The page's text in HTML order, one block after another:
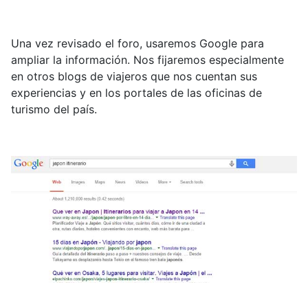
Una vez revisado el foro, usaremos Google para
ampliar la información. Nos fijaremos especialmente
en otros blogs de viajeros que nos cuentan sus
experiencias y en los portales de las oficinas de
turismo del país.